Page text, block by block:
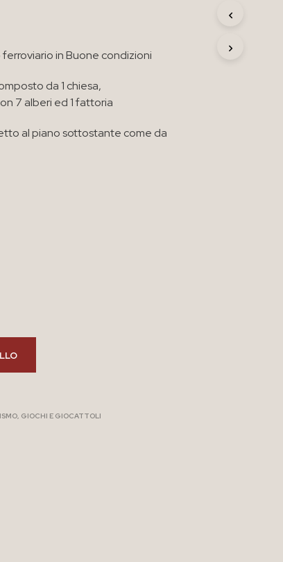
in Buone condizioni
da 1 chiesa,
7 alberi ed 1 fattoria
al piano sottostante come da
, GIOCHI E GIOCATTOLI